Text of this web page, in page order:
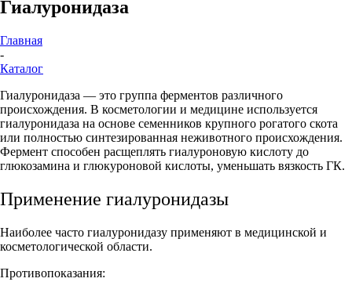
Гиалуронидаза
Главная
-
Каталог
Гиалуронидаза — это группа ферментов различного
происхождения. В косметологии и медицине используется
гиалуронидаза на основе семенников крупного рогатого скота
или полностью синтезированная неживотного происхождения.
Фермент способен расщеплять гиалуроновую кислоту до
глюкозамина и глюкуроновой кислоты, уменьшать вязкость ГК.
Применение гиалуронидазы
Наиболее часто гиалуронидазу применяют в медицинской и
косметологической области.
Противопоказания: